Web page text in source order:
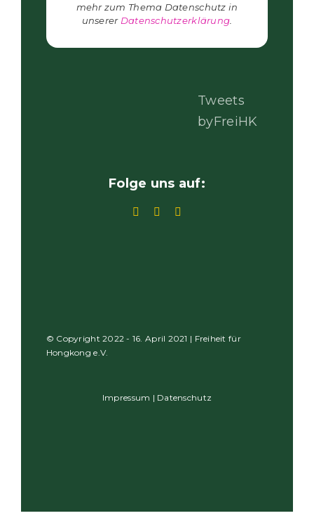
mehr zum Thema Datenschutz in
unserer Datenschutzerklärung
Tweets
byFreiHK
Folge uns auf:
© Copyright 2022 - 16. April 2021 | Freiheit für
Hongkong e.V.
Impressum | Datenschutz